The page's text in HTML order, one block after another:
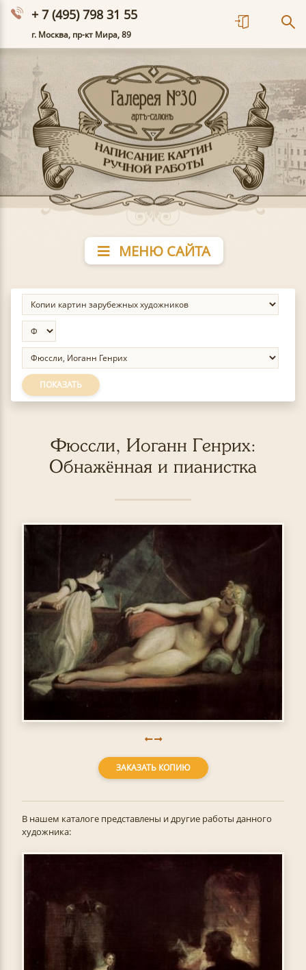
+ 7 (495) 798 31 55
г. Москва, пр-кт Мира, 89
МЕНЮ САЙТА
ПОКАЗАТЬ
Фюссли, Иоганн Генрих:
Обнажённая и пианистка
ЗАКАЗАТЬ КОПИЮ
В нашем каталоге представлены и другие работы данного
художника: